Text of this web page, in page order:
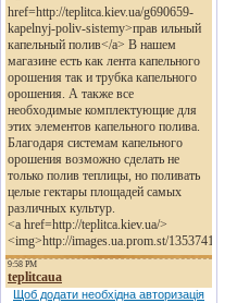
Щоб додати необхідна авторизація